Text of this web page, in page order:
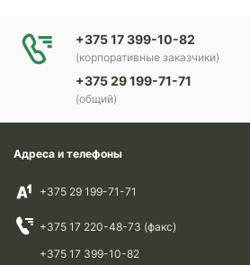
+375 17 399-10-82
(корпоративные заказчики)
+375 29 199-71-71
(общий)
Адреса и телефоны
+375 29 199-71-71
+375 17 220-48-73 (факс)
+375 17 399-10-82